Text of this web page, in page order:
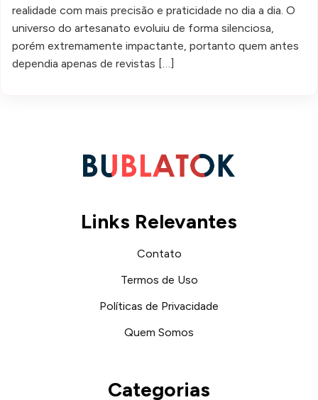
realidade com mais precisão e praticidade no dia a dia. O
universo do artesanato evoluiu de forma silenciosa,
porém extremamente impactante, portanto quem antes
dependia apenas de revistas […]
Links Relevantes
Contato
Termos de Uso
Políticas de Privacidade
Quem Somos
Categorias